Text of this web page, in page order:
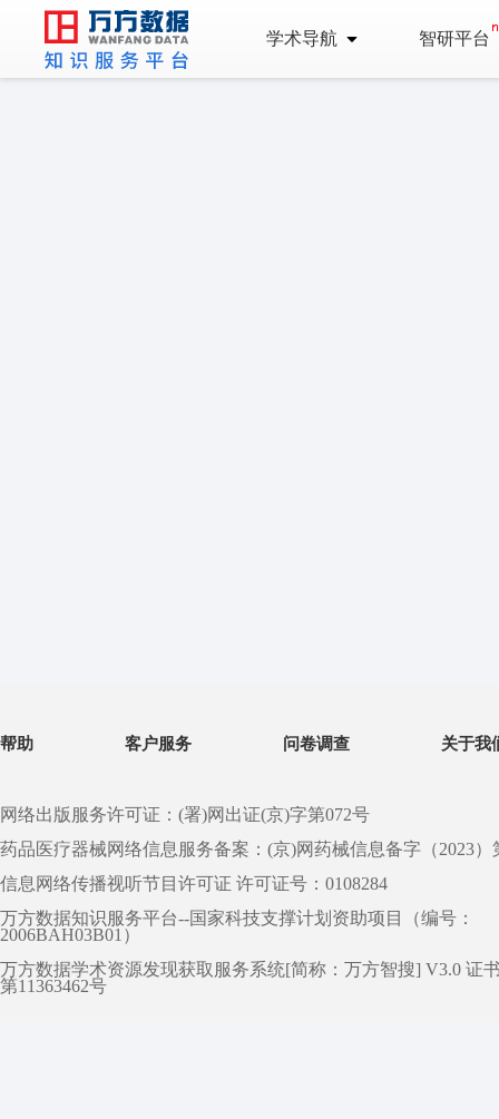
学术导航 智研平台
帮助 客户服务 问卷调查 关于我
网络出版服务许可证：(署)网出证(京)字第072号
药品医疗器械网络信息服务备案：(京)网药械信息备字（2023）
信息网络传播视听节目许可证 许可证号：0108284
万方数据知识服务平台--国家科技支撑计划资助项目（编号：
2006BAH03B01）
万方数据学术资源发现获取服务系统[简称：万方智搜] V3.0 证
第11363462号